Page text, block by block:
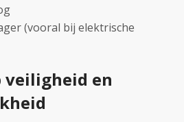
(vooral bij elektrische
veiligheid en